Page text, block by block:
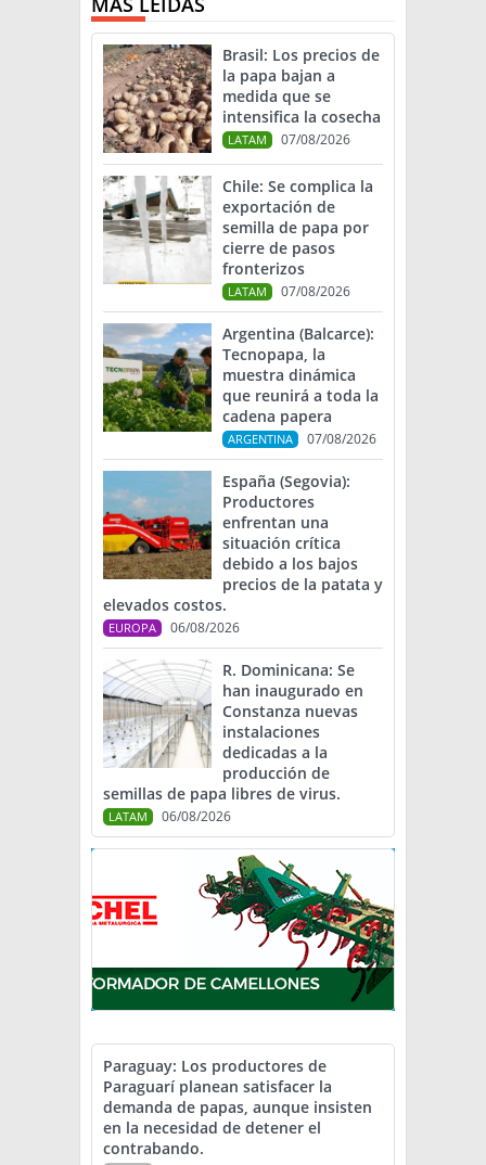
Brasil: Los precios de
la papa bajan a
medida que se
intensifica la cosecha
LATAM 07/08/2026
Chile: Se complica la
exportación de
semilla de papa por
cierre de pasos
fronterizos
LATAM 07/08/2026
Argentina (Balcarce):
Tecnopapa, la
muestra dinámica
que reunirá a toda la
cadena papera
ARGENTINA 07/08/2026
España (Segovia):
Productores
enfrentan una
situación crítica
debido a los bajos
precios de la patata y
elevados costos.
EUROPA 06/08/2026
R. Dominicana: Se
han inaugurado en
Constanza nuevas
instalaciones
dedicadas a la
producción de
semillas de papa libres de virus.
LATAM 06/08/2026
Paraguay: Los productores de
Paraguarí planean satisfacer la
demanda de papas, aunque insisten
en la necesidad de detener el
contrabando.